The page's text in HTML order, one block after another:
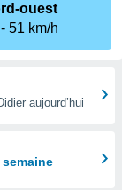
ouest
51 km/h
aujourd’hui